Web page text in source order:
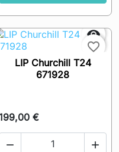

favorite_border
LIP Churchill T24
671928
€
 